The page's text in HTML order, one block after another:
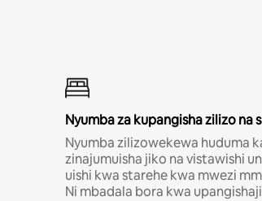
Nyumba za kupangisha zilizo na
Nyumba zilizowekewa huduma
zinajumuisha jiko na vistawishi
uishi kwa starehe kwa mwezi
Ni mbadala bora kwa